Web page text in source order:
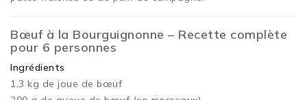
Bœuf à la Bourguignonne – Recette complète
pour 6 personnes
Ingrédients
1,3 kg de joue de bœuf